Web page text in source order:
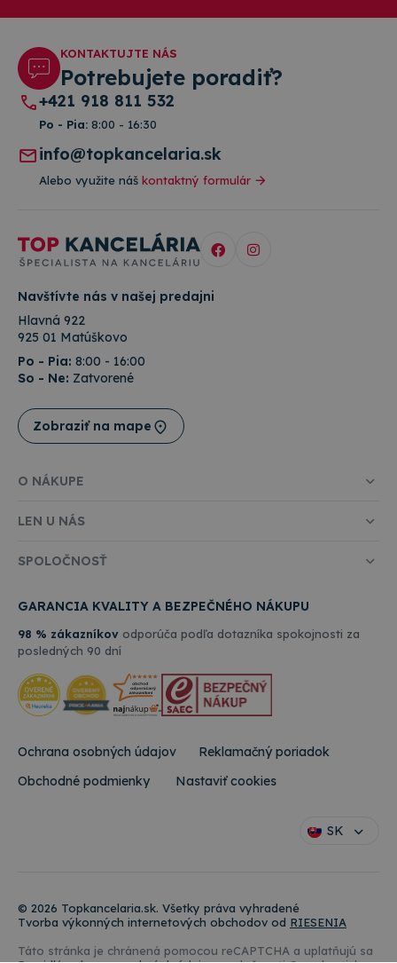
KONTAKTUJTE NÁS
Potrebujete poradiť?
+421 918 811 532
Po - Pia: 8:00 - 16:30
info@topkancelaria.sk
Alebo využite náš kontaktný formulár
Navštívte nás v našej predajni
Hlavná 922
925 01 Matúškovo
Po - Pia: 8:00 - 16:00
So - Ne: Zatvorené
Zobraziť na mape
O NÁKUPE
LEN U NÁS
SPOLOČNOSŤ
GARANCIA KVALITY A BEZPEČNÉHO NÁKUPU
98 % zákazníkov odporúča podľa dotazníka spokojnosti za
posledných 90 dní
Ochrana osobných údajov
Reklamačný poriadok
Obchodné podmienky
Nastaviť cookies
SK
© 2026 Topkancelaria.sk. Všetky práva vyhradené
Tvorba výkonných internetových obchodov od RIESENIA
Táto stránka je chránená pomocou reCAPTCHA a uplatňujú sa